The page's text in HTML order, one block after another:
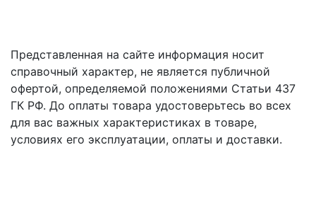
Представленная на сайте информация носит
справочный характер, не является публичной
офертой, определяемой положениями Статьи 437
ГК РФ. До оплаты товара удостоверьтесь во всех
для вас важных характеристиках в товаре,
условиях его эксплуатации, оплаты и доставки.